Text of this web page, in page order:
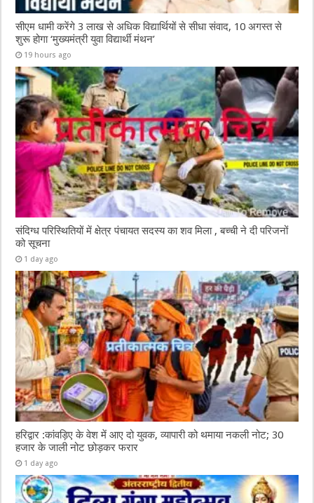
सीएम धामी करेंगे 3 लाख से अधिक विद्यार्थियों से सीधा संवाद, 10 अगस्त से
शुरू होगा ‘मुख्यमंत्री युवा विद्यार्थी मंथन’
19 hours ago
संदिग्ध परिस्थितियों में क्षेत्र पंचायत सदस्य का शव मिला , बच्ची ने दी परिजनों
को सूचना
1 day ago
हरिद्वार :कांवड़िए के वेश में आए दो युवक, व्यापारी को थमाया नकली नोट; 30
हजार के जाली नोट छोड़कर फरार
1 day ago